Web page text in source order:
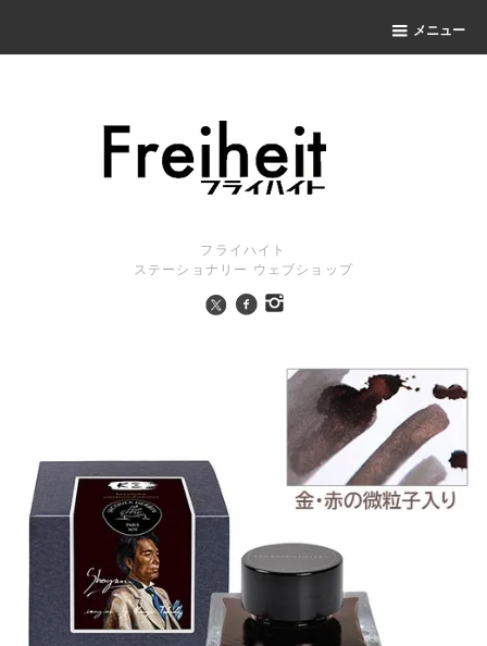
メニュー
フライハイト
ステーショナリー ウェブショップ